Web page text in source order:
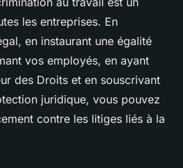
les entreprises. En
en instaurant une égalité
vos employés, en ayant
des Droits et en souscrivant
juridique, vous pouvez
contre les litiges liés à la